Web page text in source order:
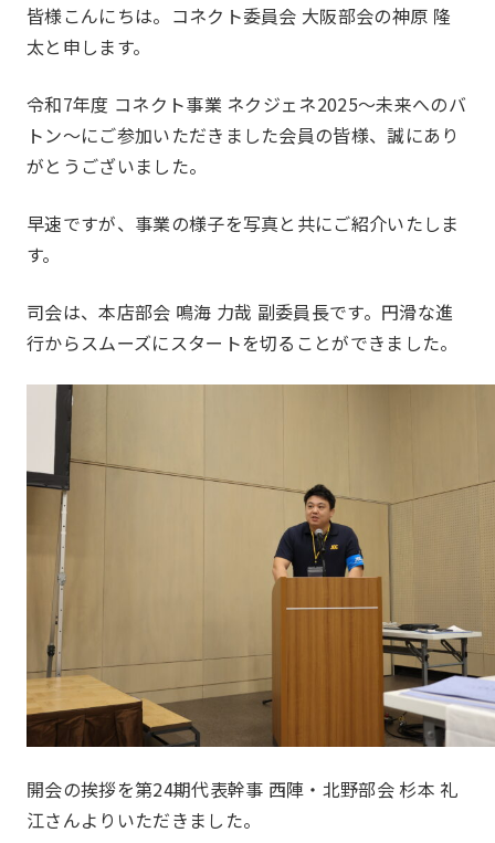
私たちについて
JOCとは
JOC発足の想い
第24期事業計画
組織図
皆様こんにちは。コネクト委員会 大阪部会の神原 隆
太と申します。
令和7年度 コネクト事業 ネクジェネ2025～未来へのバ
トン～にご参加いただきました会員の皆様、誠にあり
がとうございました。
早速ですが、事業の様子を写真と共にご紹介いたしま
す。
司会は、本店部会 鳴海 力哉 副委員長です。円滑な進
行からスムーズにスタートを切ることができました。
開会の挨拶を第24期代表幹事 西陣・北野部会 杉本 礼
江さんよりいただきました。